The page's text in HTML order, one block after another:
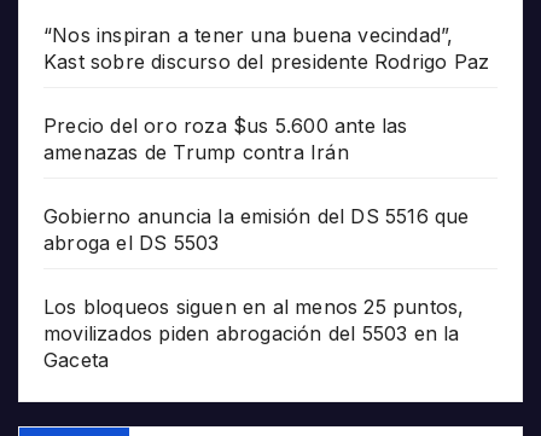
“Nos inspiran a tener una buena vecindad”,
Kast sobre discurso del presidente Rodrigo Paz
Precio del oro roza $us 5.600 ante las
amenazas de Trump contra Irán
Gobierno anuncia la emisión del DS 5516 que
abroga el DS 5503
Los bloqueos siguen en al menos 25 puntos,
movilizados piden abrogación del 5503 en la
Gaceta